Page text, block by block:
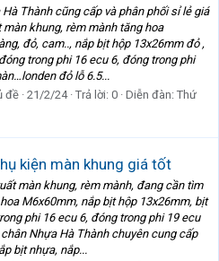
Thành cũng cấp và phân phối sỉ lẻ giá
khung, rèm mành tăng hoa
đỏ, cam.., nắp bịt hộp 13x26mm đỏ ,
trong phi 16 ecu 6, đóng trong phi
đỏ lỗ 6.5...
đề 21/2/24 Trả lời: 0 Diễn đàn: Thứ
kiện màn khung giá tốt
màn khung, rèm mành, đang cần tìm
M6x60mm, nắp bịt hộp 13x26mm, bịt
phi 16 ecu 6, đóng trong phi 19 ecu
Nhựa Hà Thành chuyên cung cấp
bịt nhựa, nắp...